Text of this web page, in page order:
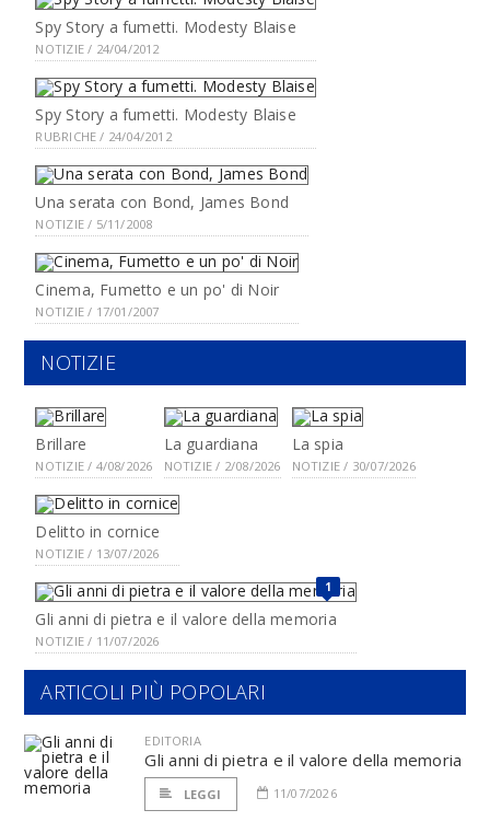
Spy Story a fumetti. Modesty Blaise
NOTIZIE / 24/04/2012
Spy Story a fumetti. Modesty Blaise
RUBRICHE / 24/04/2012
Una serata con Bond, James Bond
NOTIZIE / 5/11/2008
Cinema, Fumetto e un po' di Noir
NOTIZIE / 17/01/2007
NOTIZIE
Brillare
NOTIZIE / 4/08/2026
La guardiana
NOTIZIE / 2/08/2026
La spia
NOTIZIE / 30/07/2026
Delitto in cornice
NOTIZIE / 13/07/2026
1
Gli anni di pietra e il valore della memoria
NOTIZIE / 11/07/2026
ARTICOLI PIÙ POPOLARI
EDITORIA
Gli anni di pietra e il valore della memoria
LEGGI 11/07/2026